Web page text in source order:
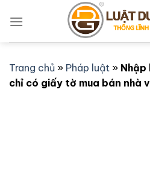
qua
Trang chủ » Pháp luật » Nhập
chỉ có giấy tờ mua bán nhà